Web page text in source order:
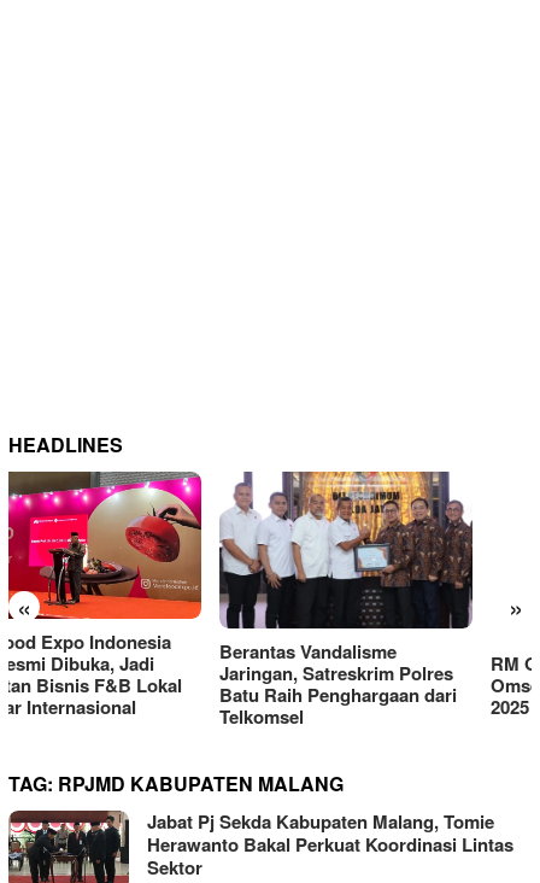
HEADLINES
« »
Berantas Vandalisme
Jaringan, Satreskrim Polres
Batu Raih Penghargaan dari
Telkomsel
RM OG Alami Kenaikan
Omset di Porprov IX Jatim
2025
TAG: RPJMD KABUPATEN MALANG
Jabat Pj Sekda Kabupaten Malang, Tomie
Herawanto Bakal Perkuat Koordinasi Lintas
Sektor